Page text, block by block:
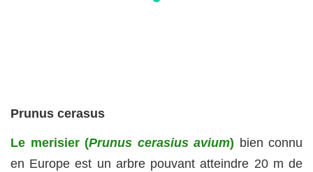
Prunus cerasus
Le merisier (Prunus cerasius avium) bien connu
en Europe est un arbre pouvant atteindre 20 m de